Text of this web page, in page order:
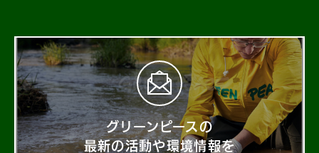
グリーンピースの
最新の活動や環境情報を